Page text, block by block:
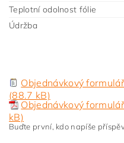
Teplotní odolnost fólie
Údržba
Objednávkový
(88.7 kB)
Objednávkový
kB)
Buďte první, kdo napíše